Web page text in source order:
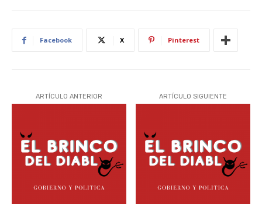
Facebook X Pinterest
ARTÍCULO ANTERIOR ARTÍCULO SIGUIENTE